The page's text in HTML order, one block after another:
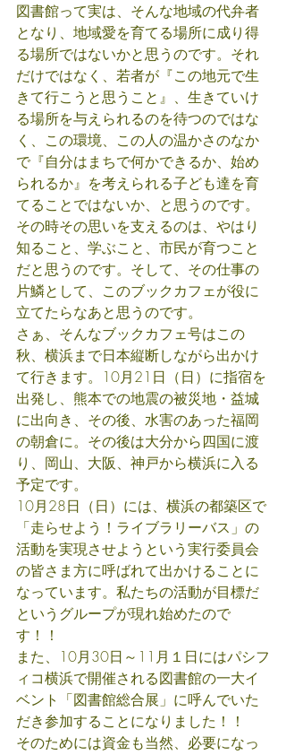
図書館って実は、そんな地域の代弁者
となり、地域愛を育てる場所に成り得
る場所ではないかと思うのです。それ
だけではなく、若者が『この地元で生
きて行こうと思うこと』、生きていけ
る場所を与えられるのを待つのではな
く、この環境、この人の温かさのなか
で『自分はまちで何かできるか、始め
られるか』を考えられる子ども達を育
てることではないか、と思うのです。
その時その思いを支えるのは、やはり
知ること、学ぶこと、市民が育つこと
だと思うのです。そして、その仕事の
片鱗として、このブックカフェが役に
立てたらなあと思うのです。
さぁ、そんなブックカフェ号はこの
秋、横浜まで日本縦断しながら出かけ
て行きます。10月21日（日）に指宿を
出発し、熊本での地震の被災地・益城
に出向き、その後、水害のあった福岡
の朝倉に。その後は大分から四国に渡
り、岡山、大阪、神戸から横浜に入る
予定です。
10月28日（日）には、横浜の都築区で
「走らせよう！ライブラリーバス」の
活動を実現させようという実行委員会
の皆さま方に呼ばれて出かけることに
なっています。私たちの活動が目標だ
というグループが現れ始めたので
す！！
また、10月30日～11月１日にはパシフ
ィコ横浜で開催される図書館の一大イ
ベント「図書館総合展」に呼んでいた
だき参加することになりました！！
そのためには資金も当然、必要になっ